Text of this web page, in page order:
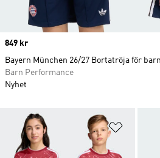
Lägg
Price
849 kr
Bayern München 26/27 Bortatröja för barn
Barn Performance
Nyhet